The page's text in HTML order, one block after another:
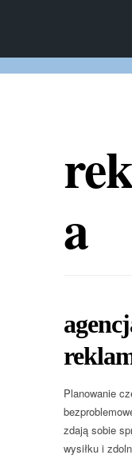
a
Planowanie
zdają sobie
wysiłku i